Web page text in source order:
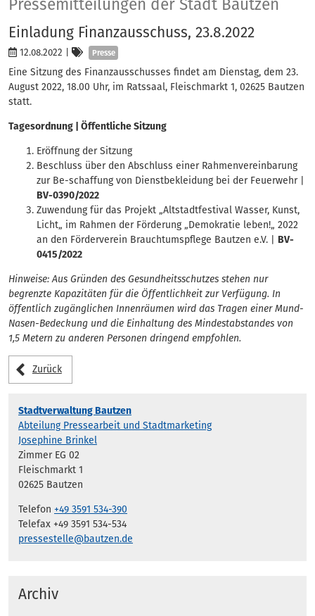
Pressemitteilungen der Stadt Bautzen
Einladung Finanzausschuss, 23.8.2022
12.08.2022 Kategorien
Presse
Eine Sitzung des Finanzausschusses findet am Dienstag, dem 23.
August 2022, 18.00 Uhr, im Ratssaal, Fleischmarkt 1, 02625 Bautzen
statt.
Tagesordnung | Öffentliche Sitzung
Eröffnung der Sitzung
Beschluss über den Abschluss einer Rahmenvereinbarung
zur Be-schaffung von Dienstbekleidung bei der Feuerwehr |
BV-0390/2022
Zuwendung für das Projekt „Altstadtfestival Wasser, Kunst,
Licht„ im Rahmen der Förderung „Demokratie leben!„ 2022
an den Förderverein Brauchtumspflege Bautzen e.V. | BV-
0415/2022
Hinweise: Aus Gründen des Gesundheitsschutzes stehen nur
begrenzte Kapazitäten für die Öffentlichkeit zur Verfügung. In
öffentlich zugänglichen Innenräumen wird das Tragen einer Mund-
Nasen-Bedeckung und die Einhaltung des Mindestabstandes von
1,5 Metern zu anderen Personen dringend empfohlen.
Zurück
Stadtverwaltung Bautzen
Abteilung Pressearbeit und Stadtmarketing
Josephine Brinkel
Zimmer EG 02
Fleischmarkt 1
02625 Bautzen
Telefon +49 3591 534-390
Telefax +49 3591 534-534
pressestelle@bautzen.de
Archiv